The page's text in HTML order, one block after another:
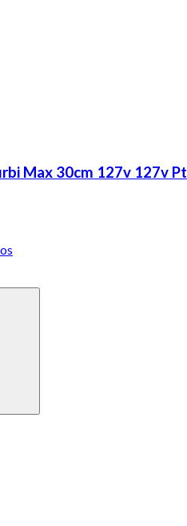
Max 30cm 127v 127v Pt